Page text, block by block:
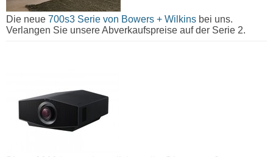
Die neue 700s3 Serie von Bowers + Wilkins bei uns.
Verlangen Sie unsere Abverkaufspreise auf der Serie 2.